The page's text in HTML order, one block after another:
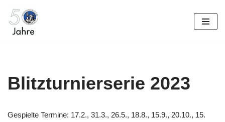
Zum
Blitzturnierserie 2023
Gespielte Termine: 17.2., 31.3., 26.5., 18.8., 15.9., 20.10., 15.